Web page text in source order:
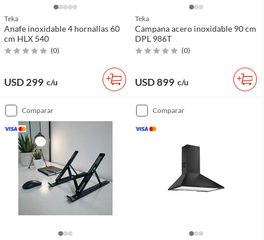
Teka
Anafe inoxidable 4 hornallas 60
cm HLX 540
(0)
USD 299 c/u
Teka
Campana acero inoxidable 90 cm
DPL 986T
(0)
USD 899 c/u
comparar comparar